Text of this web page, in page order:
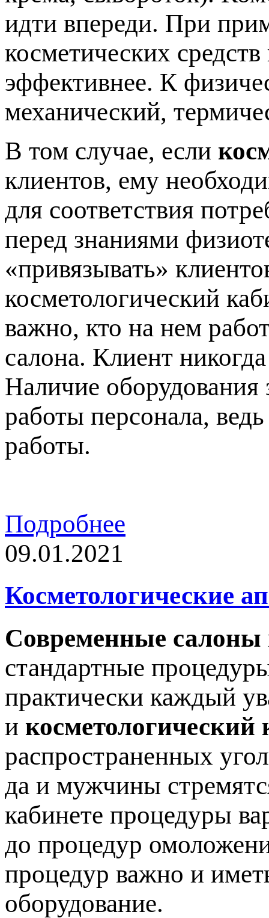
идти впереди. При
косметических
эффективнее. К
механический,
В том случае, если
клиентов, ему
для соответствия
перед знаниями
«привязывать»
косметологический
важно, кто на нем
салона. Клиент
Наличие оборудования
работы персонала,
работы.
Подробнее
09.01.2021
Косметологические
Современные салоны
стандартные
практически каждый
и косметологический
распространенных
да и мужчины
кабинете процедуры
до процедур
процедур важно и
оборудование.